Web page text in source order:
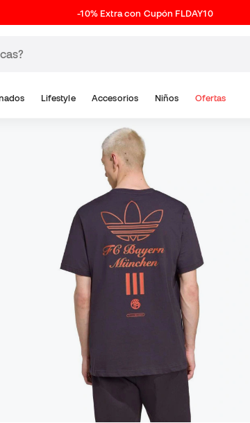
-10% Extra con Cupón FLDAY10
Lifestyle Accesorios Niños Ofertas